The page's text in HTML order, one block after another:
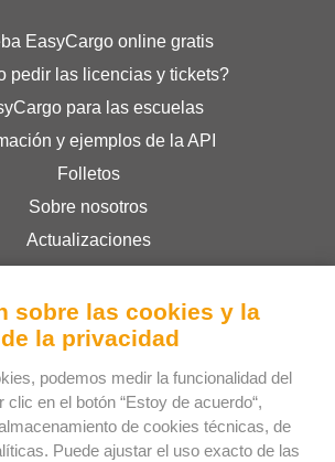
EasyCargo online gratis
pedir las licencias y tickets?
para las escuelas
y ejemplos de la API
Folletos
Sobre nosotros
Actualizaciones
y condiciones
Privacy Policy
Bee Interactive s.r.o.
U Pekarky 484/1a
sobre las cookies y la
la privacidad
podemos medir la funcionalidad del
clic en el botón “Estoy de acuerdo“,
de cookies técnicas, de
Puede ajustar el uso exacto de las